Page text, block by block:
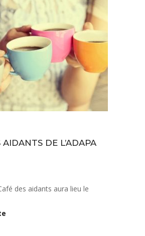
AIDANTS DE L’ADAPA
des aidants aura lieu le